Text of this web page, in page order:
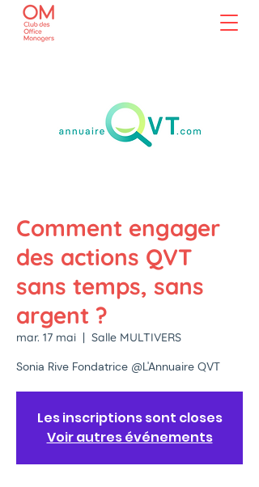
Comment engager
des actions QVT
sans temps, sans
argent ?
mar. 17 mai
  |
Salle MULTIVERS
Les inscriptions sont closes
Voir autres événements